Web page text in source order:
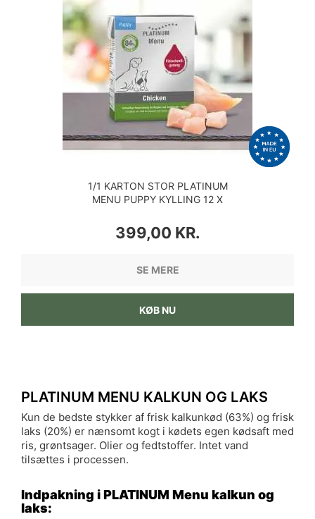
1/1 KARTON STOR PLATINUM
MENU PUPPY KYLLING 12 X
PRIS
399,00 KR.
SE MERE
KØB NU
PLATINUM MENU KALKUN OG LAKS
Kun de bedste stykker af frisk kalkunkød (63%) og frisk
laks (20%) er nænsomt kogt i kødets egen kødsaft med
ris, grøntsager. Olier og fedtstoffer. Intet vand
tilsættes i processen.
Indpakning i PLATINUM Menu kalkun og
laks: